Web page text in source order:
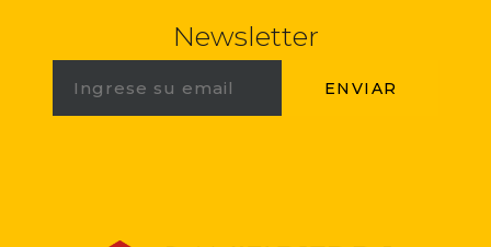
Newsletter